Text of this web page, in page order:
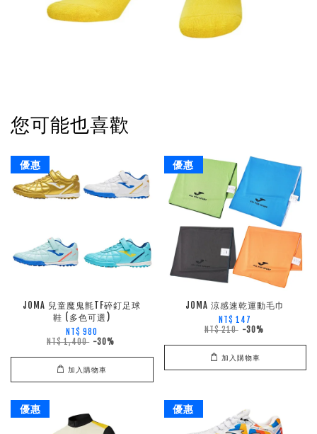
您可能也喜歡
優惠
JOMA 兒童魔鬼氈TF碎釘足球
鞋 (多色可選)
NT$ 980
NT$ 1,400 -30%
加入購物車
優惠
JOMA 涼感速乾運動毛巾
NT$ 147
NT$ 210 -30%
加入購物車
優惠 優惠